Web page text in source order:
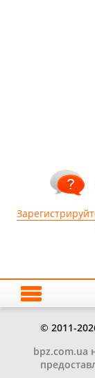
© 2011-
bpz.com.ua